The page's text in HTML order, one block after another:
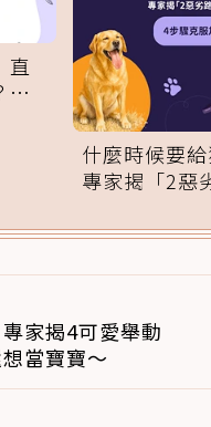
直
專
什麼時候要
專家揭「2惡
家揭4可愛舉動
當寶寶～